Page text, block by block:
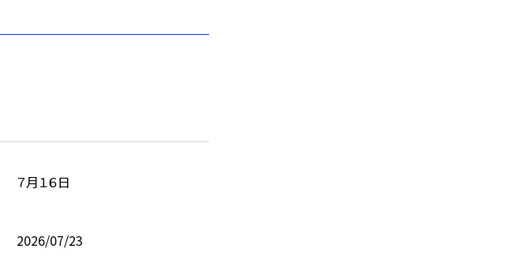
７月１６日
2026/07/23